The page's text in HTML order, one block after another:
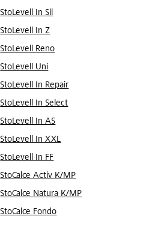
StoLevell In Sil
StoLevell In Z
StoLevell Reno
StoLevell Uni
StoLevell In Repair
StoLevell In Select
StoLevell In AS
StoLevell In XXL
StoLevell In FF
StoCalce Activ K/MP
StoCalce Natura K/MP
StoCalce Fondo